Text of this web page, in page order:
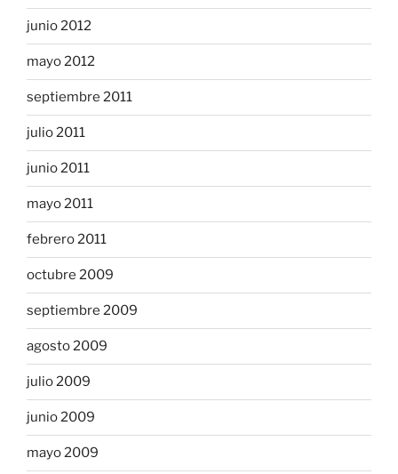
junio 2012
mayo 2012
septiembre 2011
julio 2011
junio 2011
mayo 2011
febrero 2011
octubre 2009
septiembre 2009
agosto 2009
julio 2009
junio 2009
mayo 2009